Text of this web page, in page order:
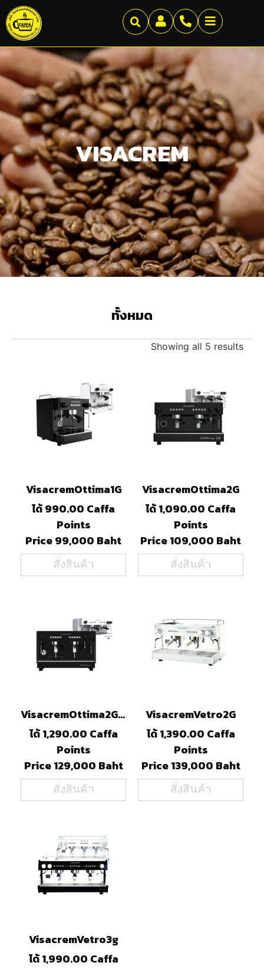
VISACREM
ทั้งหมด
Showing all 5 results
VisacremOttima1G
ได้ 990.00 Caffa
Points
Price 99,000 Baht
สั่งสินค้า
VisacremOttima2G
ได้ 1,090.00 Caffa
Points
Price 109,000 Baht
สั่งสินค้า
VisacremOttima2GTall
ได้ 1,290.00 Caffa
Points
Price 129,000 Baht
สั่งสินค้า
VisacremVetro2G
ได้ 1,390.00 Caffa
Points
Price 139,000 Baht
สั่งสินค้า
VisacremVetro3g
ได้ 1,990.00 Caffa